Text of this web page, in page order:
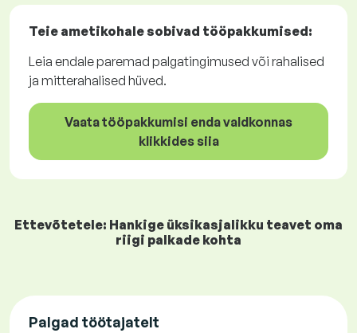
Teie ametikohale sobivad tööpakkumised:
Leia endale paremad palgatingimused või rahalised
ja mitterahalised hüved.
Vaata tööpakkumisi enda valdkonnas
klikkides siia
Ettevõtetele: Hankige üksikasjalikku teavet oma
riigi palkade kohta
Palgad töötajatelt